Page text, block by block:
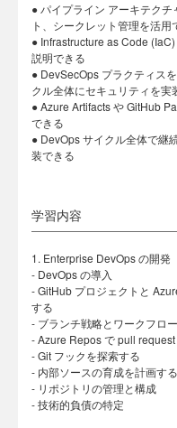
● パイプライン アーキテク
ト、シークレット管理を活用
● Infrastructure as Code
説明できる
● DevSecOps プラクティス
クル全体にセキュリティを実
● Azure Artifacts や GitHub
できる
● DevOps サイクル全体で継
装できる
学習内容
1. Enterprise DevOps の開発
- DevOps の導入
- GitHub プロジェクトと
する
- ブランチ戦略とワークフロ
- Azure Repos で pull
- Git フックを探索する
- 内部ソースの育成を計画する
- リポジトリの管理と構成
- 技術的負債の特定